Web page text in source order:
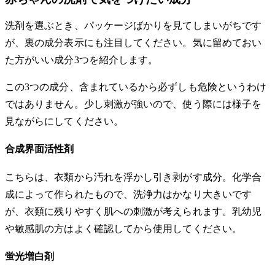
洗剤を選ぶとき、パッケージばかりを見てしまいがちです
が、裏の成分表示にも注目してください。気に留めておい
た方がいい成分3つを紹介します。
この3つの成分、含まれているから必ずしも危険というわけ
ではありません。少し刺激が強いので、使う際には様子を
見ながらにしてください。
合成界面活性剤
こちらは、衣類から汚れを浮かし引き剥がす成分。化学合
成によって作られたもので、洗浄力はかなり大きいです
が、衣類に残りやすく肌への刺激が考えられます。乳幼児
や敏感肌の方はよく確認してから使用してください。
蛍光増白剤